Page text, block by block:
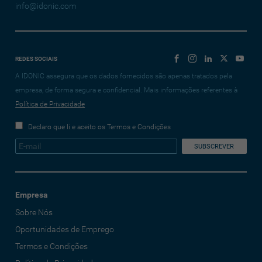
info@idonic.com
REDES SOCIAIS
A IDONIC assegura que os dados fornecidos são apenas tratados pela
empresa, de forma segura e confidencial. Mais informações referentes à
Política de Privacidade
Declaro que li e aceito os Termos e Condições
Empresa
Sobre Nós
Oportunidades de Emprego
Termos e Condições